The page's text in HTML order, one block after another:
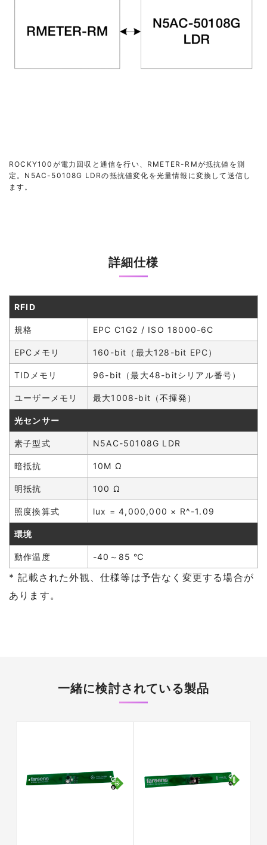
ROCKY100が電力回収と通信を行い、RMETER-RMが抵抗値を測
定。N5AC-50108G LDRの抵抗値変化を光量情報に変換して送信し
ます。
詳細仕様
RFID
規格 EPC C1G2 / ISO 18000-6C
EPCメモリ 160-bit（最大128-bit EPC）
TIDメモリ 96-bit（最大48-bitシリアル番号）
ユーザーメモリ 最大1008-bit（不揮発）
光センサー
素子型式 N5AC-50108G LDR
暗抵抗 10M Ω
明抵抗 100 Ω
照度換算式 lux = 4,000,000 × R^-1.09
環境
動作温度 -40～85 ℃
* 記載された外観、仕様等は予告なく変更する場合が
あります。
一緒に検討されている製品